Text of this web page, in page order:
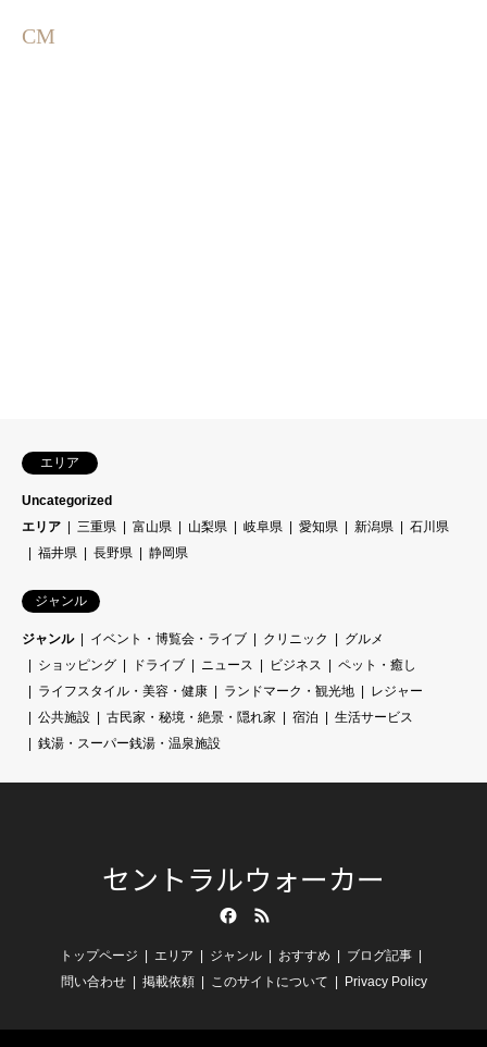
CM
エリア
Uncategorized
エリア
三重県 富山県 山梨県 岐阜県 愛知県 新潟県
石川県
福井県
長野県 静岡県
ジャンル
ジャンル イベント・博覧会・ライブ クリニック
グルメ
ショッピング
ドライブ ニュース ビジネス
ペット・癒し
ライフスタイル・美容・健康
ランドマーク・観光地
レジャー
公共施設
古民家・秘境・絶景・隠れ家 宿泊
生活サービス
銭湯・スーパー銭湯・温泉施設
セントラルウォーカー
トップページ エリア ジャンル おすすめ
ブログ記事
問い合わせ
掲載依頼 このサイトについて Privacy Policy